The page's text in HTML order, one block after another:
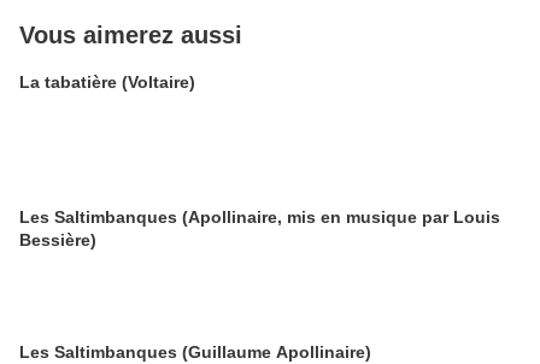
Vous aimerez aussi
La tabatière (Voltaire)
Les Saltimbanques (Apollinaire, mis en musique par Louis
Bessière)
Les Saltimbanques (Guillaume Apollinaire)